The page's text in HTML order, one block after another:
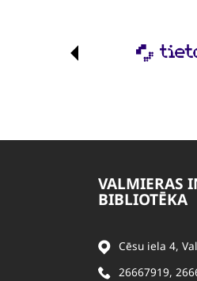
VALMIERAS
BIBLIOTĒKA
Cēsu iela 4,
26667919,